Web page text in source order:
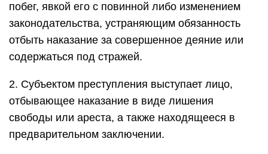
побег, явкой его с повинной либо изменением
законодательства, устраняющим обязанность
отбыть наказание за совершенное деяние или
содержаться под стражей.
2. Субъектом преступления выступает лицо,
отбывающее наказание в виде лишения
свободы или ареста, а также находящееся в
предварительном заключении.